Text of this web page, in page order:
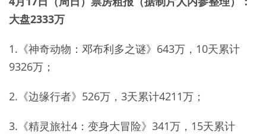
大盘2333万
1.《神奇动物：邓布利多之谜》643万，10天累计
9326万；
2.《边缘行者》526万，3天累计4211万；
3.《精灵旅社4：变身大冒险》341万，15天累计